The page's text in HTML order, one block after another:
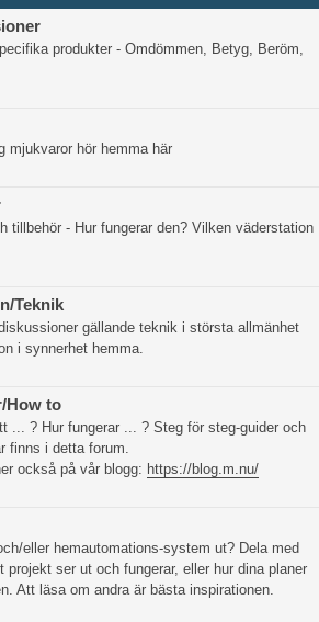
produkter - Omdömmen, Betyg, Beröm,
mjukvaror hör hemma här
tillbehör - Hur fungerar den? Vilken väderstation
Teknik
gällande teknik i största allmänhet
i synnerhet hemma.
How to
... ? Hur fungerar ... ? Steg för steg-guider och
finns i detta forum.
också på vår blogg: https://blog.m.nu/
eller hemautomations-system ut? Dela med
projekt ser ut och fungerar, eller hur dina planer
Att läsa om andra är bästa inspirationen.